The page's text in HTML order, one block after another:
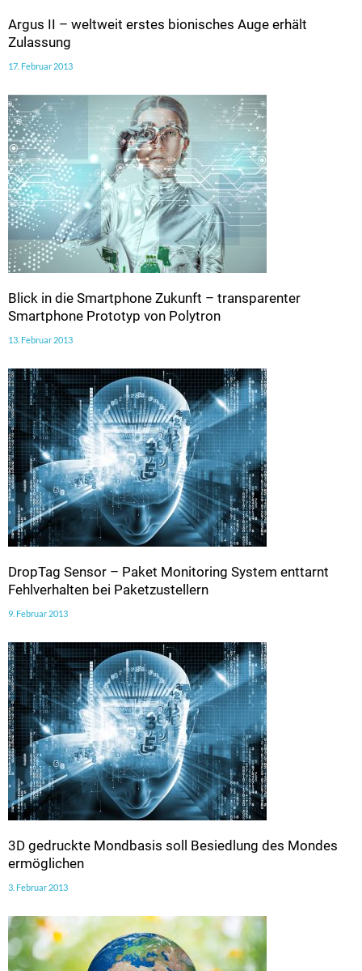
Argus II – weltweit erstes bionisches Auge erhält
Zulassung
17. Februar 2013
Blick in die Smartphone Zukunft – transparenter
Smartphone Prototyp von Polytron
13. Februar 2013
DropTag Sensor – Paket Monitoring System enttarnt
Fehlverhalten bei Paketzustellern
9. Februar 2013
3D gedruckte Mondbasis soll Besiedlung des Mondes
ermöglichen
3. Februar 2013